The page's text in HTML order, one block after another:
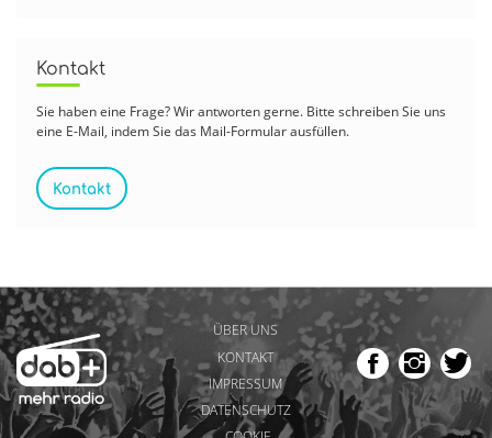
Kontakt
Sie haben eine Frage? Wir antworten gerne. Bitte schreiben Sie uns
eine E-Mail, indem Sie das Mail-Formular ausfüllen.
Kontakt
ÜBER UNS
KONTAKT
IMPRESSUM
DATENSCHUTZ